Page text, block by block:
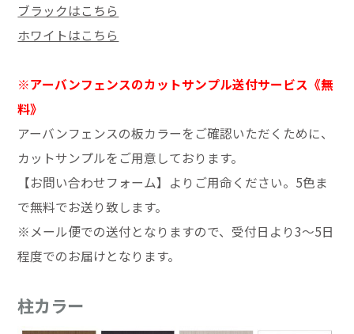
ブラックはこちら
ホワイトはこちら
※アーバンフェンスのカットサンプル送付サービス《無
料》
アーバンフェンスの板カラーをご確認いただくために、
カットサンプルをご用意しております。
【お問い合わせフォーム】よりご用命ください。5色ま
で無料でお送り致します。
※メール便での送付となりますので、受付日より3～5日
程度でのお届けとなります。
柱カラー